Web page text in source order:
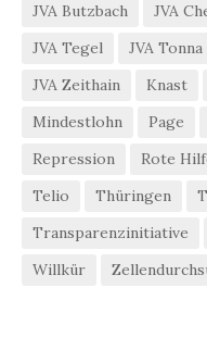
JVA Butzbach
JVA
JVA Tegel
JVA Tonna
JVA Zeithain
Knast
Mindestlohn
Page
Repression
Rote
Telio
Thüringen
Transparenzinitiative
Willkür